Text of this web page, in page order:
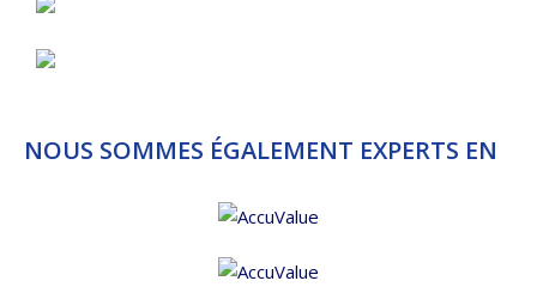
NOUS SOMMES ÉGALEMENT EXPERTS EN